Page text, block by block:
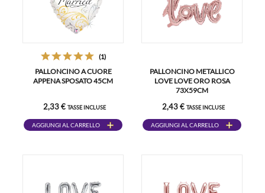
(1)
PALLONCINO A CUORE
APPENA SPOSATO 45CM
2,33 € TASSE INCLUSE
AGGIUNGI AL CARRELLO
PALLONCINO METALLICO
LOVE LOVE ORO ROSA
73X59CM
2,43 € TASSE INCLUSE
AGGIUNGI AL CARRELLO